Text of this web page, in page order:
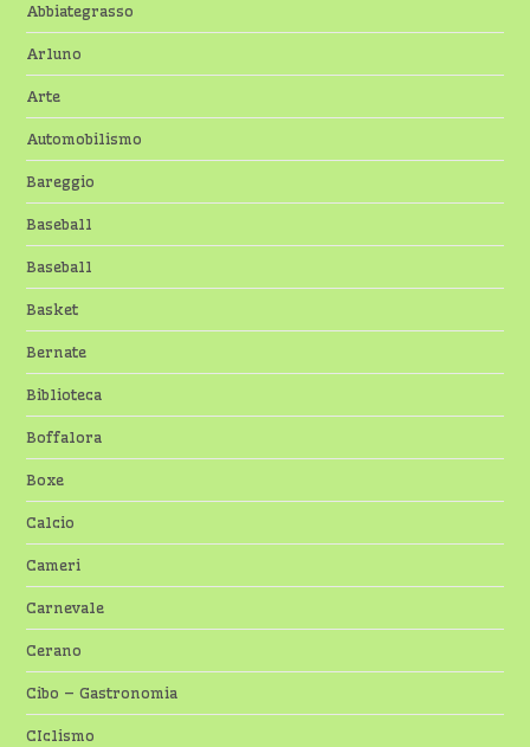
Abbiategrasso
Arluno
Arte
Automobilismo
Bareggio
Baseball
Baseball
Basket
Bernate
Biblioteca
Boffalora
Boxe
Calcio
Cameri
Carnevale
Cerano
Cibo – Gastronomia
CIclismo